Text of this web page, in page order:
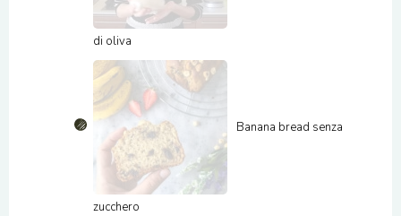
di oliva
Banana bread senza
zucchero